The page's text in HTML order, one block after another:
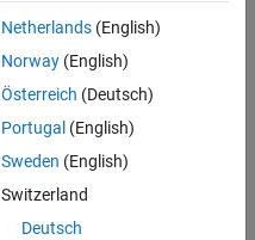
Overview of the initial algorithm
Challenge.
How to Implement Algorithms for
Netherlands(English)
Norway(English)
Österreich (Deutsch)
Portugal (English)
Sweden (English)
Switzerland
Deutsch